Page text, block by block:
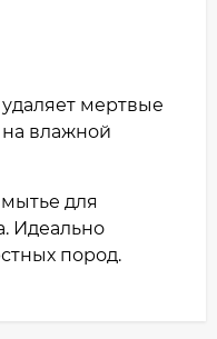
мертвые
на влажной
для
Идеально
пород.